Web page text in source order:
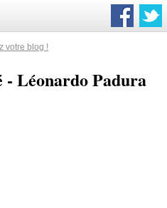
votre blog !
- Léonardo Padura